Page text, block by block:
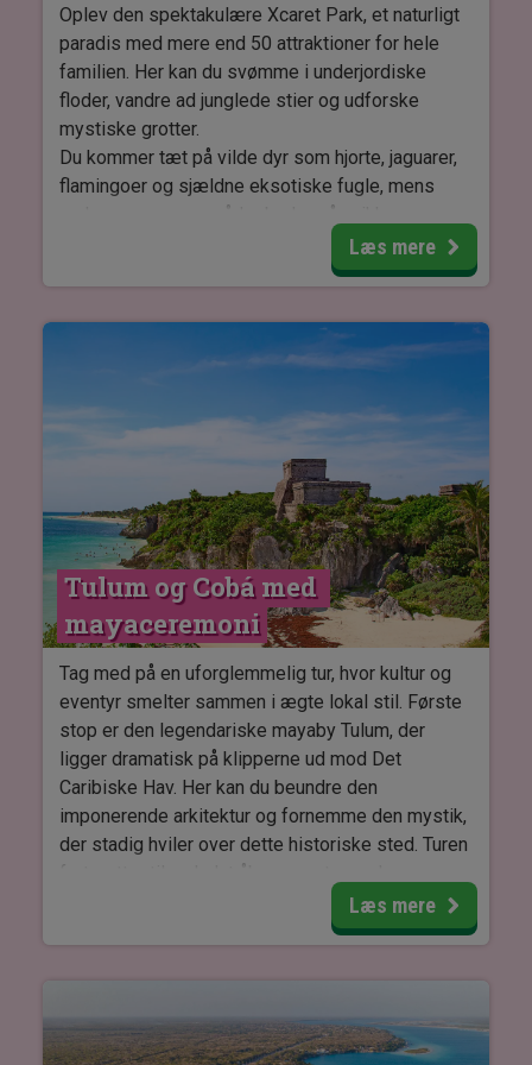
Contoy. På hjemturen til Cancún kan du læne dig
tilbage og nyde solen der går ned over det
glitrende hav.
Turen foregår i grupper sammen med andre
rejsende.
OBS: Denne tur kan KUN gennemføres tirsdag og
Oplev den spektakulære Xcaret Park, et naturligt
paradis med mere end 50 attraktioner for hele
familien. Her kan du svømme i underjordiske
floder, vandre ad junglede stier og udforske
mystiske grotter.
Du kommer tæt på vilde dyr som hjorte, jaguarer,
flamingoer og sjældne eksotiske fugle, mens
fascinerende mayaruiner, opleve det farverige
Museum for Mexicansk Folkekunst, se en
stemningsfulde Guadalupe-kapel.
Efter en dag fyldt med oplevelser afsluttes turen
med det storslåede aftenprogram “Mexico
Spectacular,” et uforglemmeligt show, der hylder
landets rige kultur og historie, og som skaber en
perfekt afslutning på dit besøg i Xcaret.
Turen foregår i grupper sammen med andre
rejsende.
Læs mere
Tulum og Cobá med
mayaceremoni
Tag med på en uforglemmelig tur, hvor kultur og
eventyr smelter sammen i ægte lokal stil. Første
stop er den legendariske mayaby Tulum, der
ligger dramatisk på klipperne ud mod Det
Caribiske Hav. Her kan du beundre den
imponerende arkitektur og fornemme den mystik,
der stadig hviler over dette historiske sted. Turen
krystalklart, forfriskende vand, hvor du kan nyde
en svalende svømmetur omgivet af tropisk natur.
mayatraditioner. Du oplever den unikke melipona-
honning fra de små, vingeløse bier og får en
Læs mere